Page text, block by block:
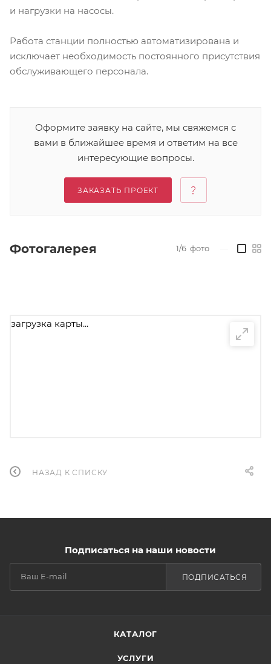
и нагрузки на насосы.
Работа станции полностью автоматизирована и
исключает необходимость постоянного присутствия
обслуживающего персонала.
Оформите заявку на сайте, мы свяжемся с
вами в ближайшее время и ответим на все
интересующие вопросы.
ЗАКАЗАТЬ ПРОЕКТ
Фотогалерея 1/6 фото
загрузка карты...
НАЗАД К СПИСКУ
Подписаться на наши новости
ПОДПИСАТЬСЯ
КАТАЛОГ
УСЛУГИ